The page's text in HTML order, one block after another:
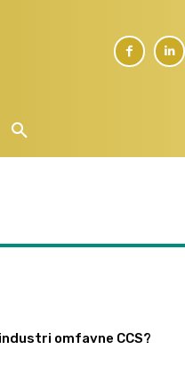
omfavne CCS?